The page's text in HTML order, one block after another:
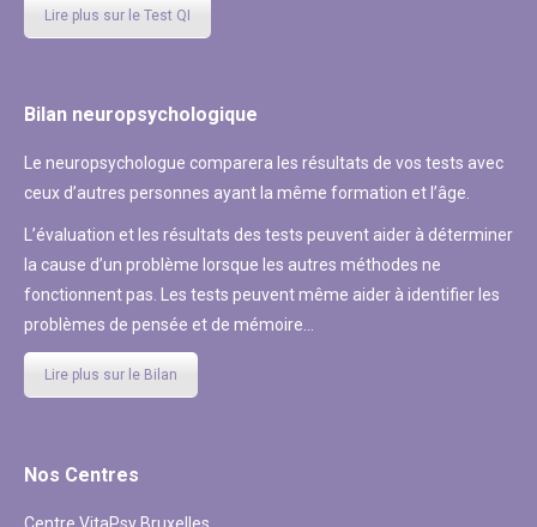
Lire plus sur le Test QI
Bilan neuropsychologique
Le neuropsychologue comparera les résultats de vos tests avec
ceux d’autres personnes ayant la même formation et l’âge.
L’évaluation et les résultats des tests peuvent aider à déterminer
la cause d’un problème lorsque les autres méthodes ne
fonctionnent pas. Les tests peuvent même aider à identifier les
problèmes de pensée et de mémoire…
Lire plus sur le Bilan
Nos Centres